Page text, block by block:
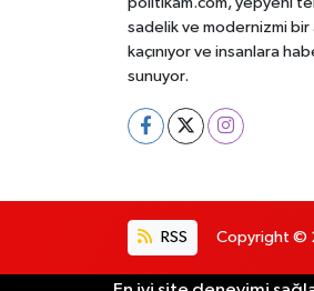
sadelik ve modernizmi
kaçınıyor ve insanlara
sunuyor.
RSS Copyright ©